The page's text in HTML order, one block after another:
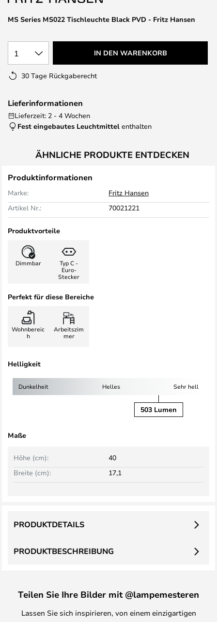
MS Series MS022 Tischleuchte Black PVD - Fritz Hansen
1 IN DEN WARENKORB
30 Tage Rückgaberecht
Lieferinformationen
Lieferzeit: 2 - 4 Wochen
Fest eingebautes Leuchtmittel enthalten
ÄHNLICHE PRODUKTE ENTDECKEN
Produktinformationen
Marke:
Fritz Hansen
Artikel Nr.:
70021221
Produktvorteile
Dimmbar
Typ C -
Euro-
Stecker
Perfekt für diese Bereiche
Wohnbereic
h
Arbeitszim
mer
Helligkeit
Dunkelheit Helles Sehr hell
503 Lumen
Maße
Breite (cm): 17,1
Höhe (cm): 40
PRODUKTBESCHREIBUNG
PRODUKTDETAILS
Teilen Sie Ihre Bilder mit @lampemesteren
Lassen Sie sich inspirieren, von einem einzigartigen